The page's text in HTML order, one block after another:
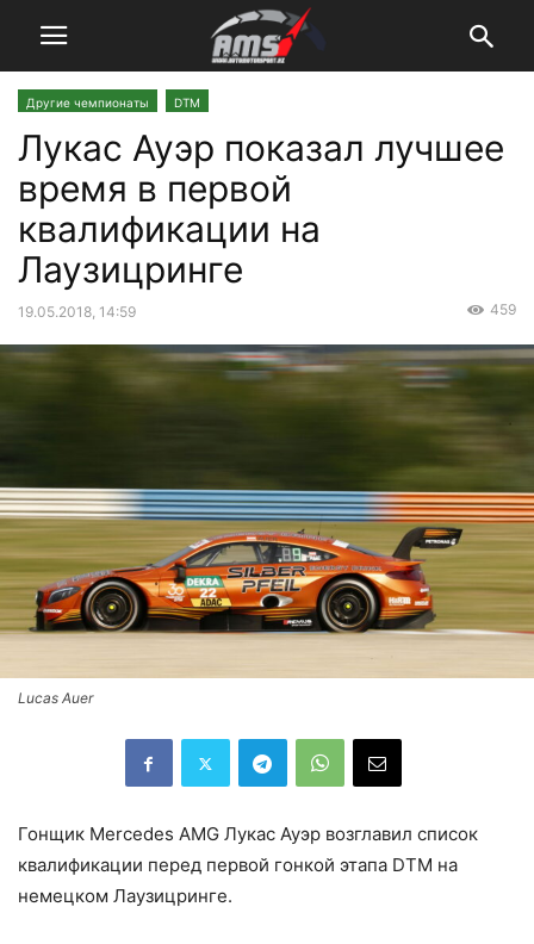
Другие чемпионаты DTM
Лукас Ауэр показал лучшее
время в первой
квалификации на
Лаузицринге
19.05.2018, 14:59 459
Lucas Auer
Гонщик Mercedes AMG Лукас Ауэр возглавил список
квалификации перед первой гонкой этапа DTM на
немецком Лаузицринге.